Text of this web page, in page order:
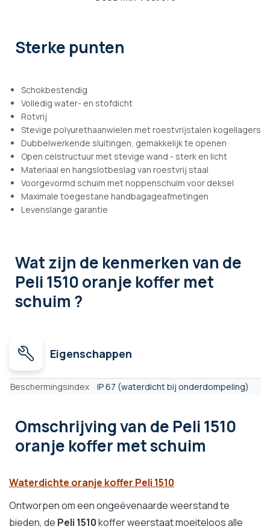
Sterke punten
Schokbestendig
Volledig water- en stofdicht
Rotvrij
Stevige polyurethaanwielen met roestvrijstalen kogellagers
Dubbelwerkende sluitingen, gemakkelijk te openen
Open celstructuur met stevige wand - sterk en licht
Materiaal en hangslotbeslag van roestvrij staal
Voorgevormd schuim met noppenschuim voor deksel
Maximale toegestane handbagageafmetingen
Levenslange garantie
Wat zijn de kenmerkenvan de
Peli 1510 oranje koffer met
schuim ?
Eigenschappen
Eigenschappen
Beschermingsindex IP 67 (waterdicht bij onderdompeling)
Omschrijvingvan de Peli 1510
oranje koffer met schuim
Waterdichte oranje koffer Peli 1510
Ontworpen om een ongeëvenaarde weerstand te
bieden, de Peli 1510koffer weerstaat moeiteloos alle